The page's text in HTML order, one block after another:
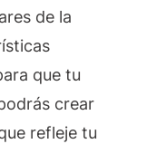
de la
que tu
crear
refleje tu